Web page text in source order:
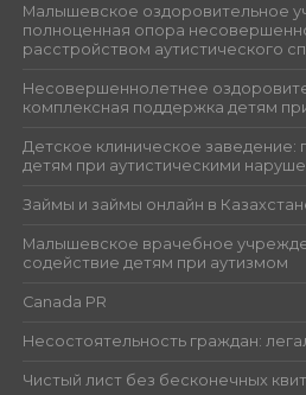
Малышевское оздоровительное
полноценная опора
расстройством аутистического
Несовершеннолетнее
комплексная поддержка детям
Детское клиническое заведение:
детям при аутистическими
Займы и займы онлайн в
Малышевское врачебное
содействие детям при аутизмом
Canada PR
Несостоятельность граждан:
Чистый лист без бесконечных